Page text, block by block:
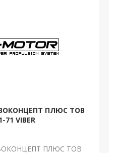
ПЛЮС ТОВ
71 VIBER
ПЛЮС ТОВ